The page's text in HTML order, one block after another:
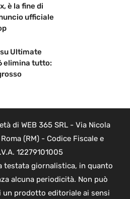
è la fine di
ufficiale
Ultimate
elimina tutto:
di WEB 365 SRL - Via Nicola
(RM) - Codice Fiscale e
12279101005
testata giornalistica, in quanto
alcuna periodicità. Non può
prodotto editoriale ai sensi